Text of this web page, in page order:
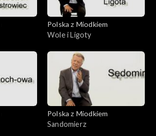
Polska z Miodkiem
Wole i Ligoty
Polska z Miodkiem
Sandomierz